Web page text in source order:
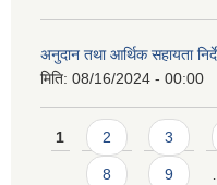
अनुदान तथा आर्थिक सहायता
मिति: 08/16/2024 - 00:00
Pages
1 2 3
8 9